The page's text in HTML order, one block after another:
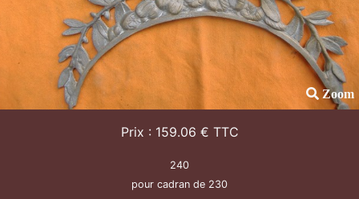
Zoom
Prix : 159.06 € TTC
240
pour cadran de 230